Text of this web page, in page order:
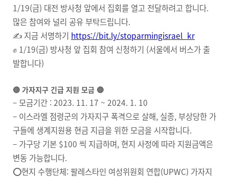
1/19(금) 대전 방사청 앞에서 집회를 열고 전달하려고 합니다.
많은 참여와 널리 공유 부탁드립니다.
✍️ 지금 서명하기 https://bit.ly/stoparmingisrael_kr
✊ 1/19(금) 방사청 앞 집회 참여 신청하기 (서울에서 버스가 출
발합니다)
🔴 가자지구 긴급 지원 모금 🔴
– 모금기간 : 2023. 11. 17 ~ 2024. 1. 10
– 이스라엘 점령군의 가자지구 폭격으로 살해, 실종, 부상당한 가
구들에 생계지원용 현금 지급을 위한 모금을 시작합니다.
– 가구당 기본 $100 씩 지급하며, 현지 사정에 따라 지원금액은
변동 가능합니다.
⭕️현지 수행단체: 팔레스타인 여성위원회 연합(UPWC) 가자지